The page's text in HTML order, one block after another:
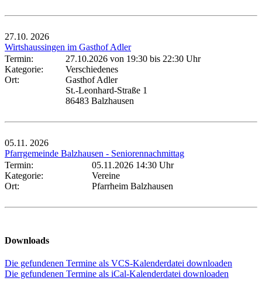
27.10. 2026
Wirtshaussingen im Gasthof Adler
Termin:
27.10.2026 von 19:30 bis 22:30 Uhr
Kategorie:
Verschiedenes
Ort:
Gasthof Adler
St.-Leonhard-Straße 1
86483 Balzhausen
05.11. 2026
Pfarrgemeinde Balzhausen - Seniorennachmittag
Termin:
05.11.2026 14:30 Uhr
Kategorie:
Vereine
Ort:
Pfarrheim Balzhausen
Downloads
Die gefundenen Termine als VCS-Kalenderdatei downloaden
Die gefundenen Termine als iCal-Kalenderdatei downloaden